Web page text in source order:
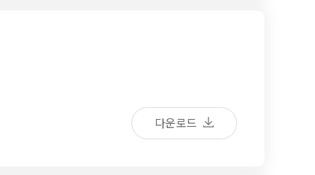
다운로드